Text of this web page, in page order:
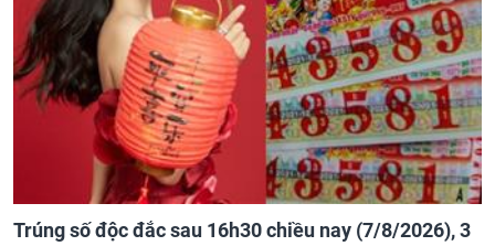
Trúng số độc đắc sau 16h30 chiều nay (7/8/2026), 3